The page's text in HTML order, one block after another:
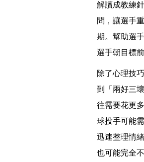
解讀成教練
問，讓選手
期。幫助選
選手朝目標
除了心理技
到「兩好三
往需要花更
球投手可能
迅速整理情
也可能完全